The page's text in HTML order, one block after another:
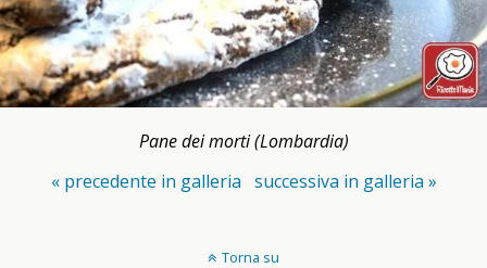
Pane dei morti (Lombardia)
« precedente in galleria successiva in galleria »
Torna su